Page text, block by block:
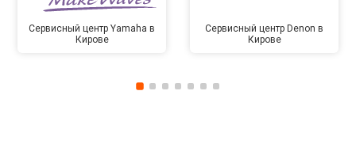
Сервисный центр Yamaha в
Кирове
Сервисный центр Denon в
Кирове